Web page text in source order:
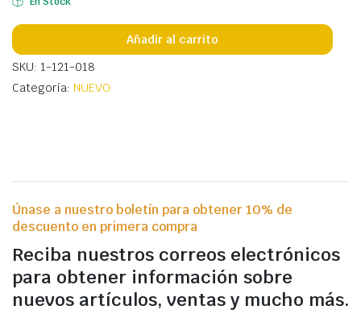
Añadir al carrito
SKU: 1-121-018
Categoría: NUEVO
Únase a nuestro boletín para obtener 10% de
descuento en primera compra
Reciba nuestros correos electrónicos
para obtener información sobre
nuevos artículos, ventas y mucho más.